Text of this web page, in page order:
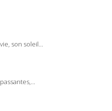
son soleil...